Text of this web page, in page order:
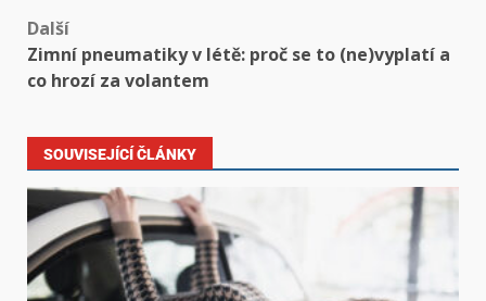
Další
Zimní pneumatiky v létě: proč se to (ne)vyplatí a
co hrozí za volantem
SOUVISEJÍCÍ ČLÁNKY